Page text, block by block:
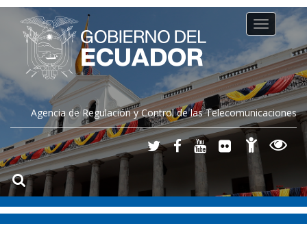
Agencia de Regulación y Control de las Telecomunicaciones
Toggle
navigation